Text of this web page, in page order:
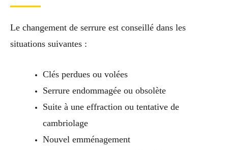
Le changement de serrure est conseillé dans les
situations suivantes :
Clés perdues ou volées
Serrure endommagée ou obsolète
Suite à une effraction ou tentative de
cambriolage
Nouvel emménagement